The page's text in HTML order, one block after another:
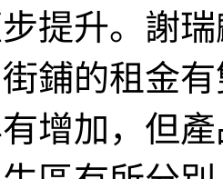
提升。謝
鋪的租金
增加，但